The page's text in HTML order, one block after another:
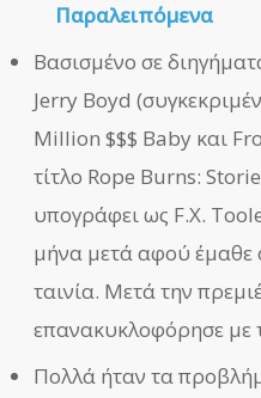
Παραλειπόμενα
Βασισμένο σε
Jerry Boyd
Million $$$ Baby και
τίτλο Rope Burns:
υπογράφει ως F.X.
μήνα μετά αφού έμαθε
ταινία. Μετά την
επανακυκλοφόρησε με
Πολλά ήταν τα